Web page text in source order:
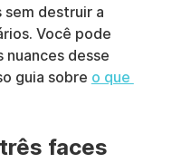
sem destruir a
Você pode
nuances desse
guia sobre o que
faces